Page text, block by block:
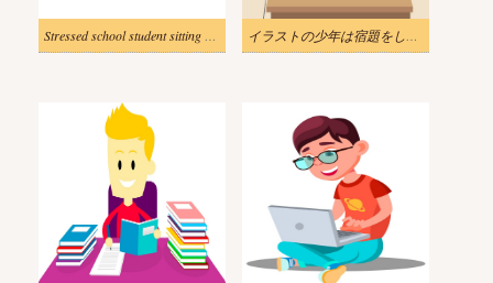
Stressed school student sitting at table with pile of books and studying. イラストの少年は宿題をしながらサッカーについて夢を見る